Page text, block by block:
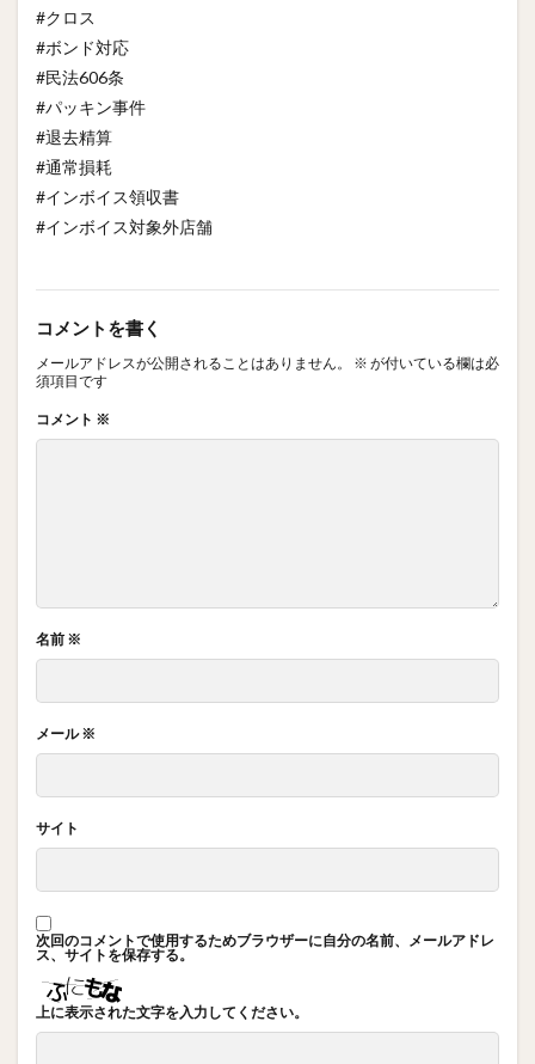
#クロス
#ボンド対応
#民法606条
#パッキン事件
#退去精算
#通常損耗
#インボイス領収書
#インボイス対象外店舗
コメントを書く
メールアドレスが公開されることはありません。 ※ が付いている欄は必
須項目です
コメント ※
名前 ※
メール※
サイト
次回のコメントで使用するためブラウザーに自分の名前、メールアドレ
ス、サイトを保存する。
上に表示された文字を入力してください。